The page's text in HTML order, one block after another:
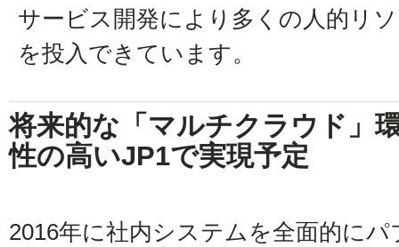
サービス開発により多くの人的リ
を投入できています。
将来的な「マルチクラウド」
性の高いJP1で実現予定
2016年に社内システムを全面的に